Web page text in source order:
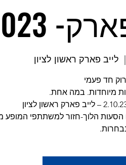
לייב פארק ראשון לציון
הסעות הלוך-חזור למשתתפי המופע